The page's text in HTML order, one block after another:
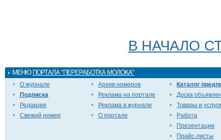
В НАЧАЛО
МЕНЮ ПОРТАЛА "ПЕРЕРАБОТКА МОЛОКА"
О журнале
Подписка
Редакция
Свежий номер
Архив номеров
Реклама на портале
Реклама в журнале
О портале
Каталог
Доска
Товары и услуги
Работа
Презентации
Прайс-листы